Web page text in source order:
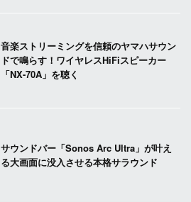
音楽ストリーミングを信頼のヤマハサウン
ドで鳴らす！ワイヤレスHiFiスピーカー
「NX-70A」を聴く
サウンドバー「Sonos Arc Ultra」が叶え
る大画面に没入させる本格サラウンド